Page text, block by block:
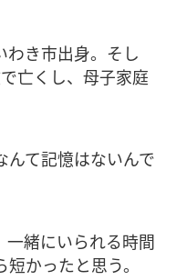
わき市出身。そし
亡くし、母子家庭
んて記憶はないんで
一緒にいられる時間
かったと思う。